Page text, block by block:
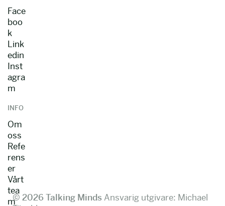
Face
boo
k
Link
edin
Inst
agra
m
INFO
Om
oss
Refe
rens
er
Vårt
tea
m© 2026 Talking MindsAnsvarig utgivare: Michael